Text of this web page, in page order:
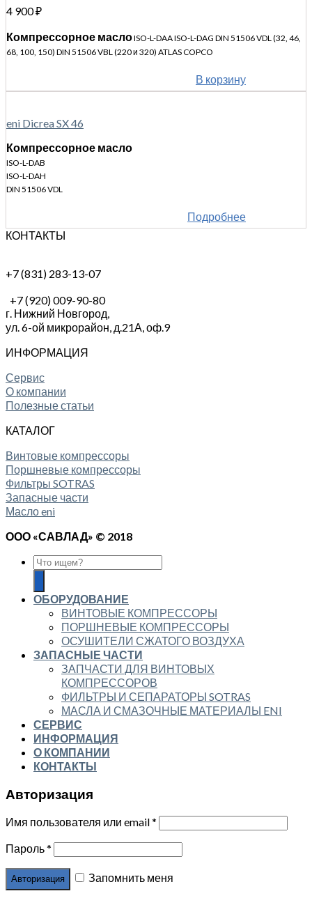
4 900₽
Компрессорное маслоISO-L-DAA ISO-L-DAG DIN 51506 VDL (32, 46,
68, 100, 150) DIN 51506 VBL (220 и 320) ATLAS COPCO
В корзину
eni Dicrea SX 46
Компрессорное масло
ISO-L-DAB
ISO-L-DAH
DIN 51506 VDL
Подробнее
КОНТАКТЫ
+7 (831) 283-13-07
+7 (920) 009-90-80
г. Нижний Новгород,
ул. 6-ой микрорайон, д.21А,оф.9
ИНФОРМАЦИЯ
Сервис
О компании
Полезные статьи
КАТАЛОГ
Винтовые компрессоры
Поршневые компрессоры
Фильтры SOTRAS
Запасные части
Масло eni
ООО «САВЛАД» © 2018
ОБОРУДОВАНИЕ
ВИНТОВЫЕ КОМПРЕССОРЫ
ПОРШНЕВЫЕ КОМПРЕССОРЫ
ОСУШИТЕЛИ СЖАТОГО ВОЗДУХА
ЗАПАСНЫЕ ЧАСТИ
ЗАПЧАСТИ ДЛЯ ВИНТОВЫХ
КОМПРЕССОРОВ
ФИЛЬТРЫ И СЕПАРАТОРЫ SOTRAS
МАСЛА И СМАЗОЧНЫЕ МАТЕРИАЛЫ ENI
СЕРВИС
ИНФОРМАЦИЯ
О КОМПАНИИ
КОНТАКТЫ
Авторизация
Имя пользователя или email*
Пароль*
Запомнить меня